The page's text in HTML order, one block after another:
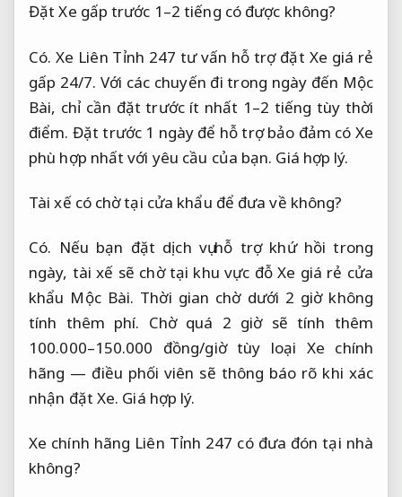
Đặt Xe gấp trước 1–2 tiếng có được không?
Có. Xe Liên Tỉnh 247 tư vấn hỗ trợ đặt Xe giá rẻ
gấp 24/7. Với các chuyến đi trong ngày đến Mộc
Bài, chỉ cần đặt trước ít nhất 1–2 tiếng tùy thời
điểm. Đặt trước 1 ngày để hỗ trợ bảo đảm có Xe
phù hợp nhất với yêu cầu của bạn. Giá hợp lý.
Tài xế có chờ tại cửa khẩu để đưa về không?
Có. Nếu bạn đặt dịch vụ hỗ trợ khứ hồi trong
ngày, tài xế sẽ chờ tại khu vực đỗ Xe giá rẻ cửa
khẩu Mộc Bài. Thời gian chờ dưới 2 giờ không
tính thêm phí. Chờ quá 2 giờ sẽ tính thêm
100.000–150.000 đồng/giờ tùy loại Xe chính
hãng — điều phối viên sẽ thông báo rõ khi xác
nhận đặt Xe. Giá hợp lý.
Xe chính hãng Liên Tỉnh 247 có đưa đón tại nhà
không?